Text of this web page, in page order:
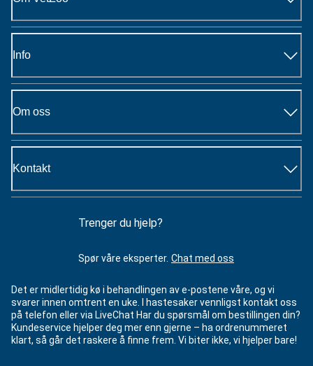
Info
Om oss
Kontakt
Trenger du hjelp?
Spør våre eksperter. Chat med oss
Det er midlertidig kø i behandlingen av e-postene våre, og vi
svarer innen omtrent en uke. I hastesaker vennligst kontakt oss
på telefon eller via LiveChat Har du spørsmål om bestillingen din?
Kundeservice hjelper deg mer enn gjerne – ha ordrenummeret
klart, så går det raskere å finne frem. Vi biter ikke, vi hjelper bare!